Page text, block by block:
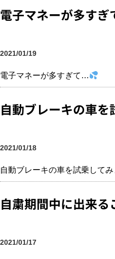
電子マネーが多す
2021/01/19
電子マネーが多すぎて…
自動ブレーキの車を
2021/01/18
自動ブレーキの車を試乗してみ
自粛期間中に出来る
2021/01/17